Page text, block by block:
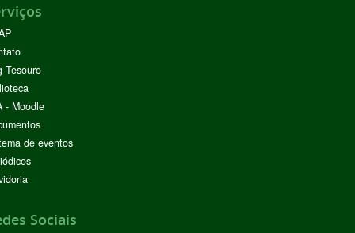
Tesouro
- Moodle
de eventos
Sociais